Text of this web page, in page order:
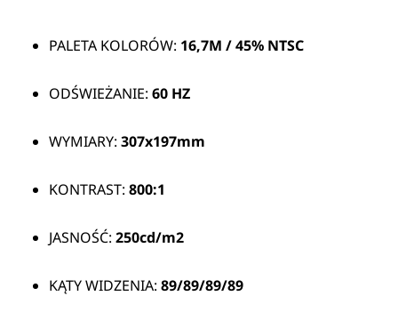
PALETA KOLORÓW: 16,7M / 45% NTSC
ODŚWIEŻANIE: 60 HZ
WYMIARY: 307x197mm
KONTRAST: 800:1
JASNOŚĆ: 250cd/m2
KĄTY WIDZENIA: 89/89/89/89